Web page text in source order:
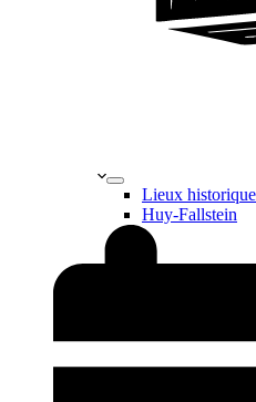
Lieux
Huy-Fallstein